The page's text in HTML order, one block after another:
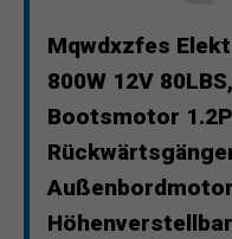
Mqwdxzfes
800W 12V
Bootsmotor